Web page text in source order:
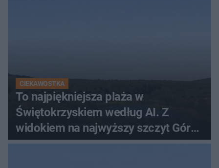
CIEKAWOSTKA
To najpiękniejsza plaża w
Świętokrzyskiem według AI. Z
widokiem na najwyższy szczyt Gór
Świętokrzyskich